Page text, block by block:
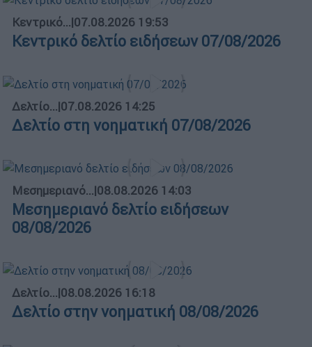
Κεντρικό...|07.08.2026 19:53
Κεντρικό δελτίο ειδήσεων 07/08/2026
Δελτίο...|07.08.2026 14:25
Δελτίο στη νοηματική 07/08/2026
Μεσημεριανό...|08.08.2026 14:03
Μεσημεριανό δελτίο ειδήσεων
08/08/2026
Δελτίο...|08.08.2026 16:18
Δελτίο στην νοηματική 08/08/2026